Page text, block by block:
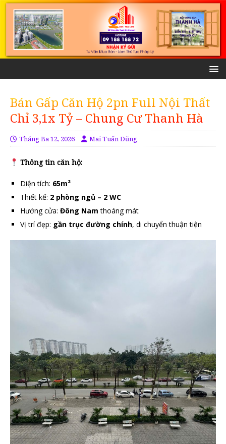
Bán Gấp Căn Hộ 2pn Full Nội Thất
Chỉ 3,1x Tỷ – Chung Cư Thanh Hà
Tháng Ba 12, 2026 Mai Tuấn Dũng
Thông tin căn hộ:
Diện tích: 65m²
Thiết kế: 2 phòng ngủ – 2 WC
Hướng cửa: Đông Nam thoáng mát
Vị trí đẹp: gần trục đường chính, di chuyển thuận tiện